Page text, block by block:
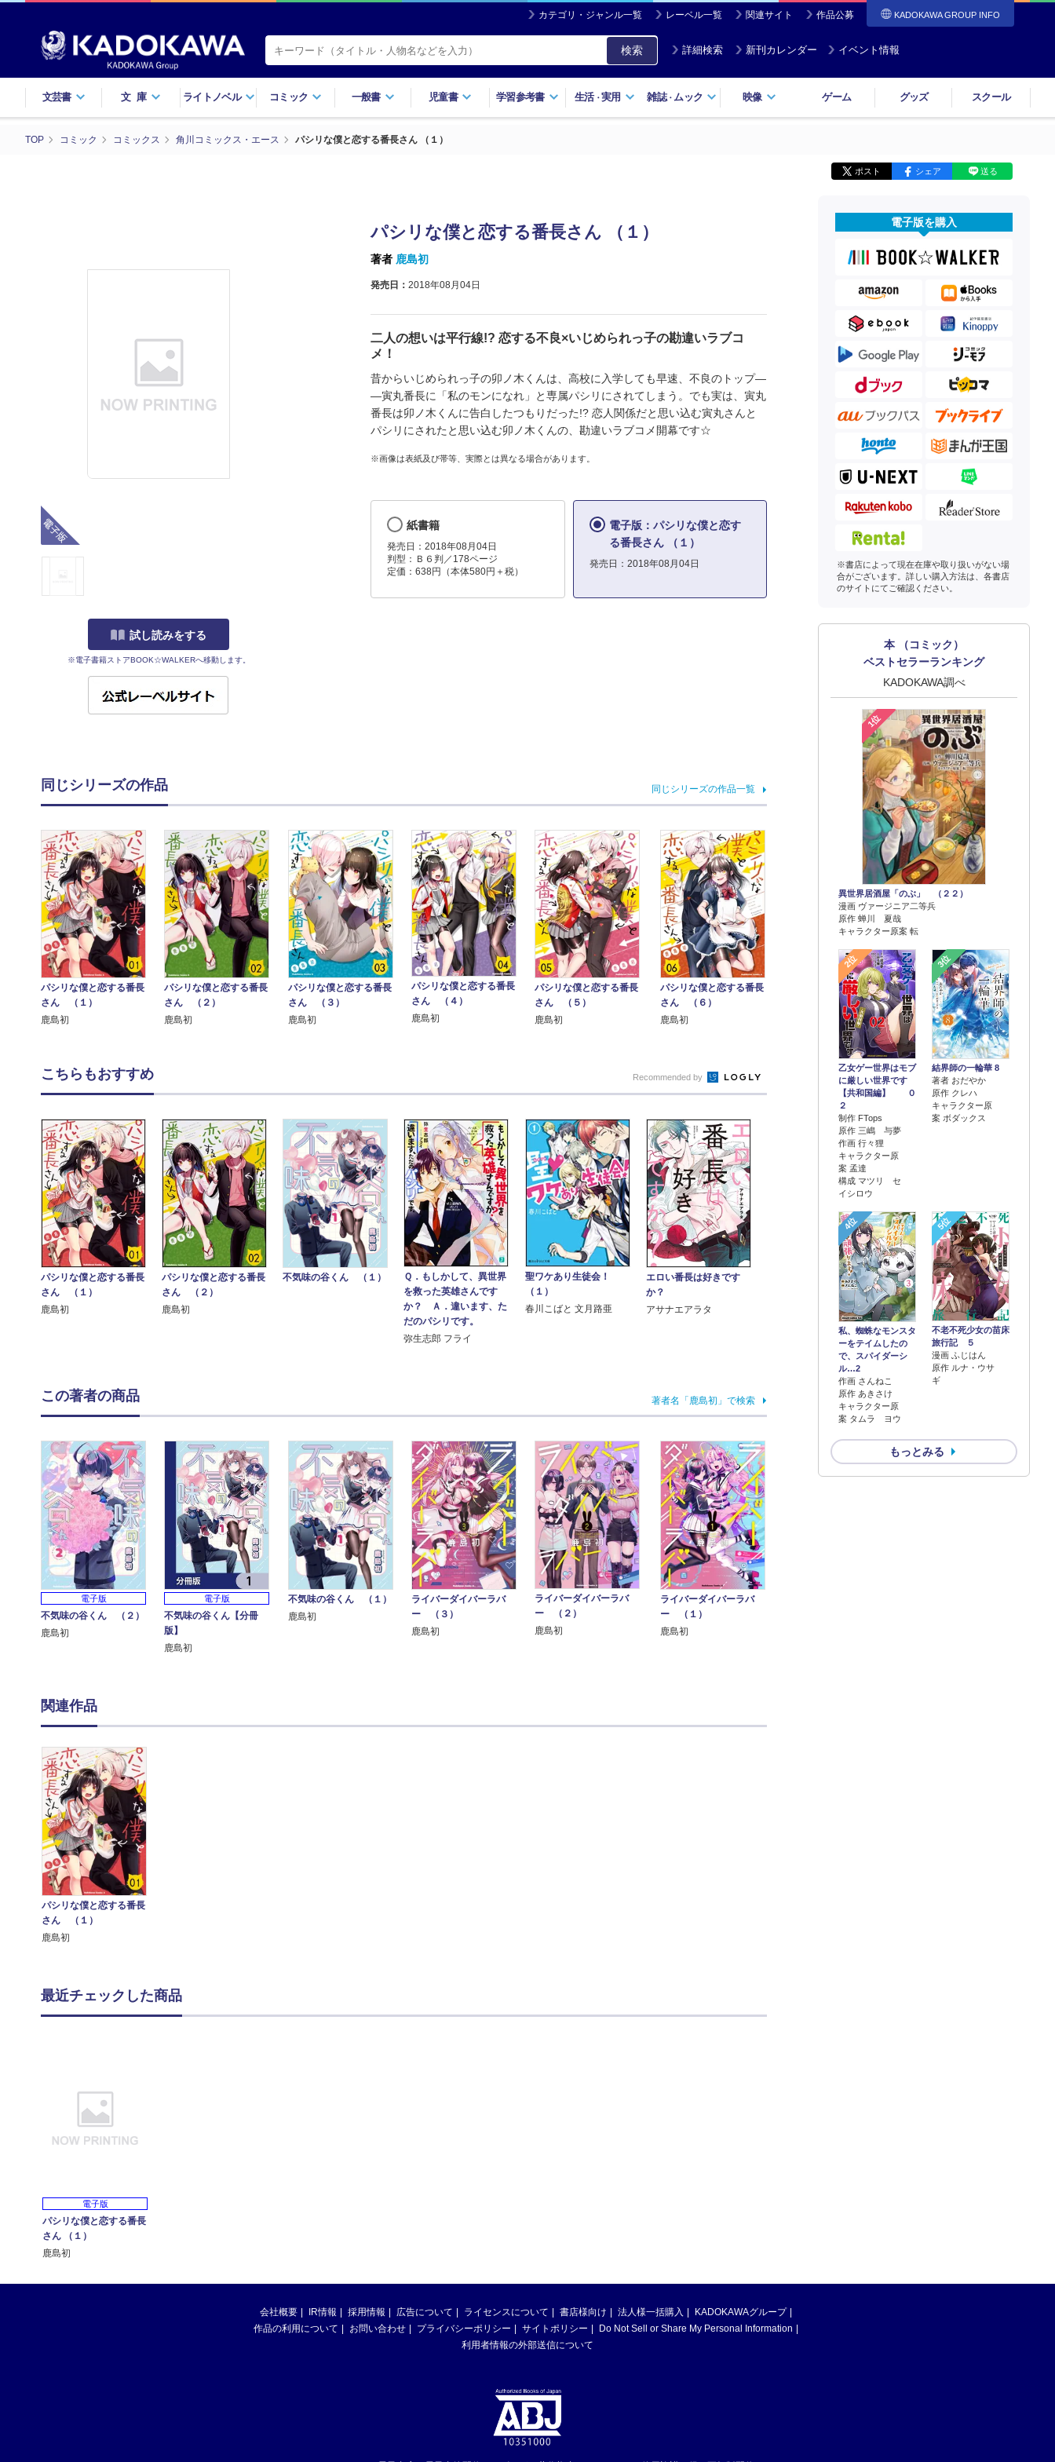
カテゴリ・ジャンル一覧 レーベル一覧 関連サイト 作品公募 KADOKAWA GROUP INFO
検索 詳細検索 新刊カレンダー イベント情報
文芸書 文庫 ライトノベル コミック 一般書 児童書 学習参考書 生活・実用 雑誌・ ムック 映像 ゲーム グッズ スクール
TOP コミック コミックス 角川コミックス・エース パシリな僕と恋する番長さん （１）
ポスト シェア 送る
試し読みをする
※電子書籍ストアBOOK☆WALKERへ移動します。
パシリな僕と恋する番長さん （１）
著者 鹿島初
発売日： 2018年08月04日
二人の想いは平行線!? 恋する不良×いじめられっ子の勘違いラブコ
メ！
昔からいじめられっ子の卯ノ木くんは、高校に入学しても早速、不良のトップ―
―寅丸番長に「私のモンになれ」と専属パシリにされてしまう。でも実は、寅丸
番長は卯ノ木くんに告白したつもりだった!? 恋人関係だと思い込む寅丸さんと
パシリにされたと思い込む卯ノ木くんの、勘違いラブコメ開幕です☆
※画像は表紙及び帯等、実際とは異なる場合があります。
紙書籍
発売日：2018年08月04日
判型：Ｂ６判／178ページ
定価：638円（本体580円＋税）
電子版：パシリな僕と恋す
る番長さん （１）
発売日：2018年08月04日
同じシリーズの作品 同じシリーズの作品一覧
パシリな僕と恋する番長
さん （１）
鹿島初
パシリな僕と恋する番長
さん （２）
鹿島初
パシリな僕と恋する番長
さん （３）
鹿島初
パシリな僕と恋する番長
さん （４）
鹿島初
パシリな僕と恋する番長
さん （５）
鹿島初
パシリな僕と恋する番長
さん （６）
鹿島初
電子版を購入
※書店によって現在在庫や取り扱いがない場
合がございます。詳しい購入方法は、各書店
のサイトにてご確認ください。
本 （コミック）
ベストセラーランキング
KADOKAWA調べ
1位
異世界居酒屋「のぶ」 （２２）
漫画 ヴァージニア二等兵
原作 蝉川 夏哉
キャラクター原案 転
2位
乙女ゲー世界はモブ
に厳しい世界です
【共和国編】 ０
２
制作 FTops
原作 三嶋 与夢
作画 行々狸
キャラクター原
案 孟達
構成 マツリ セ
イシロウ
3位
結界師の一輪華 8
著者 おだやか
原作 クレハ
キャラクター原
案 ボダックス
4位
私、蜘蛛なモンスタ
ーをテイムしたの
で、スパイダーシ
ル…2
作画 さんねこ
原作 あきさけ
キャラクター原
案 タムラ ヨウ
5位
不老不死少女の苗床
旅行記 ５
漫画 ふじはん
原作 ルナ・ウサ
ギ
もっとみる
こちらもおすすめ Recommended by
パシリな僕と恋する番長
さん （１）
鹿島初
パシリな僕と恋する番長
さん （２）
鹿島初
不気味の谷くん （１）
Ｑ．もしかして、異世界
を救った英雄さんです
か？ Ａ．違います、た
だのパシリです。
弥生志郎 フライ
聖ワケあり生徒会！
（１）
春川こばと 文月路亜
エロい番長は好きです
か？
アサナエアラタ
この著者の商品 著者名「鹿島初」で検索
電子版
不気味の谷くん （２）
鹿島初
電子版
不気味の谷くん【分冊
版】
鹿島初
不気味の谷くん （１）
鹿島初
ライバーダイバーラバ
ー （３）
鹿島初
ライバーダイバーラバ
ー （２）
鹿島初
ライバーダイバーラバ
ー （１）
鹿島初
関連作品
パシリな僕と恋する番長
さん （１）
鹿島初
最近チェックした商品
電子版
パシリな僕と恋する番長
さん （１）
鹿島初
会社概要 IR情報 採用情報 広告について ライセンスについて 書店様向け 法人様一括購入
KADOKAWAグループ
作品の利用について
お問い合わせ プライバシーポリシー サイトポリシー
Do Not Sell or Share My Personal Information
利用者情報の外部送信について